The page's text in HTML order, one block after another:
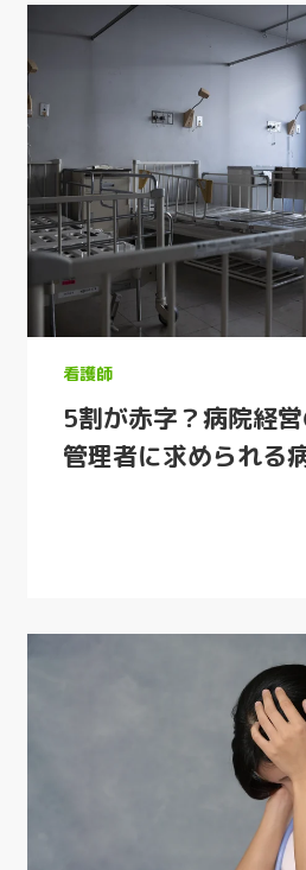
看護師
5割が赤字？病院経
管理者に求められる